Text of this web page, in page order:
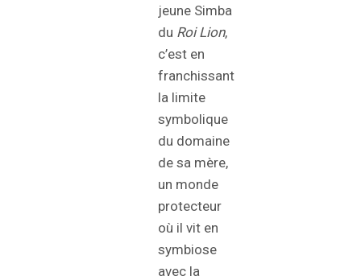
jeune Simba
du Roi Lion,
c’est en
franchissant
la limite
symbolique
du domaine
de sa mère,
un monde
protecteur
où il vit en
symbiose
avec la